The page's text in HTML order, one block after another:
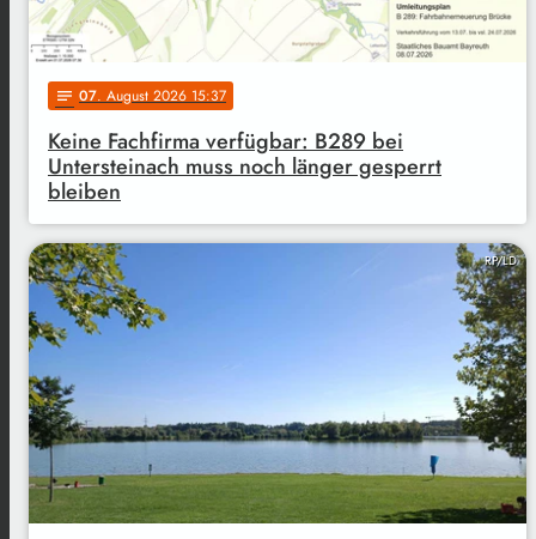
notes 07. August 2026 15:37
Keine Fachfirma verfügbar: B289 bei
Untersteinach muss noch länger gesperrt
bleiben
RP/LD